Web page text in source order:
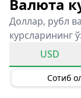
Валюта
Доллар, рубл
курсларининг
USD
Сотиб